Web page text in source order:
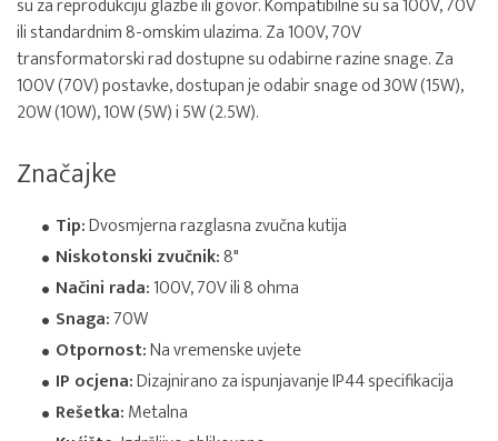
su za reprodukciju glazbe ili govor. Kompatibilne su sa 100V, 70V
ili standardnim 8-omskim ulazima. Za 100V, 70V
transformatorski rad dostupne su odabirne razine snage. Za
100V (70V) postavke, dostupan je odabir snage od 30W (15W),
20W (10W), 10W (5W) i 5W (2.5W).
Značajke
Tip:Dvosmjerna razglasna zvučna kutija
Niskotonski zvučnik:8"
Načini rada:100V, 70V ili 8 ohma
Snaga:70W
Otpornost:Na vremenske uvjete
IP ocjena:Dizajnirano za ispunjavanje IP44 specifikacija
Rešetka:Metalna